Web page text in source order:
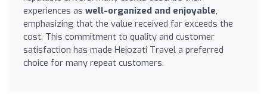
experiences as well-organized and enjoyable,
emphasizing that the value received far exceeds the
cost. This commitment to quality and customer
satisfaction has made Hejozati Travel a preferred
choice for many repeat customers.